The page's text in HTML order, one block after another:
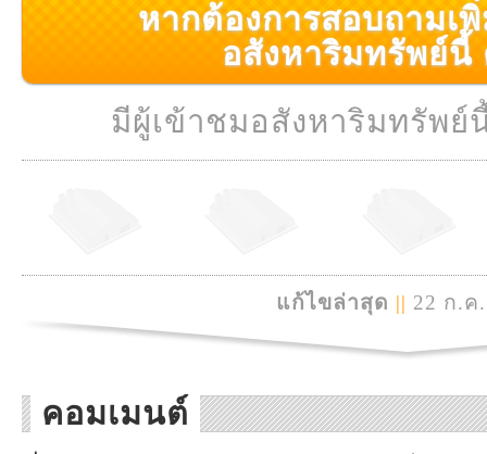
หากต้องการสอบถามเ
อสังหาริมทรัพย์นี้
มีผู้เข้าชมอสังหาริมทรัพย์
แก้ไขล่าสุด || 22 ก.ค
คอมเมนต์